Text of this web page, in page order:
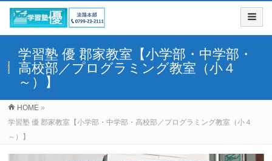
学習塾 優 郡家教室【小学部・中学部・
高校部／プログラミング教室（小４
～）】
HOME »
学習塾 優 郡家教室【小学部・中学部・高校部／プログラミング教室（小４
～）】